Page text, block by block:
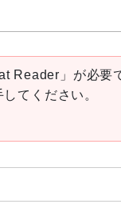
Reader」が必要
てください。